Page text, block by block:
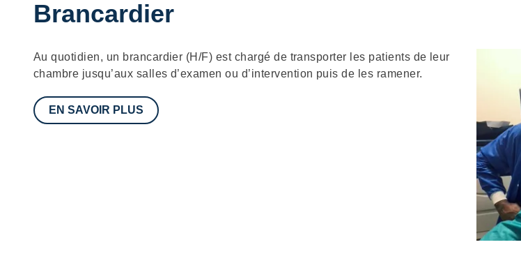
Brancardier
Description
Au quotidien, un brancardier (H/F) est chargé de transporter les patients de leur
chambre jusqu’aux salles d’examen ou d’intervention puis de les ramener.
EN SAVOIR PLUS